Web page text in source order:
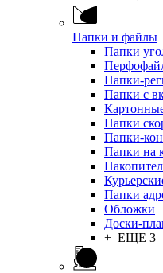
Папки и файлы
Папки
Папки-
Папки с
Папки
Папки-
Папки на
Папки
Обложки
Доски-
+ ЕЩЕ 3